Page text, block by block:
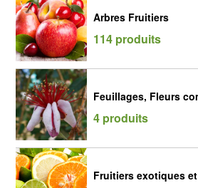
Arbres Fruitiers
114 produits
Feuillages, Fleurs
4 produits
Fruitiers exotiques